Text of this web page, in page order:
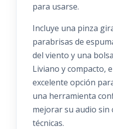
para usarse.
Incluye una pinza
parabrisas de
del viento y una
Liviano y compacto,
excelente opción
una herramienta
mejorar su audio sin
técnicas.